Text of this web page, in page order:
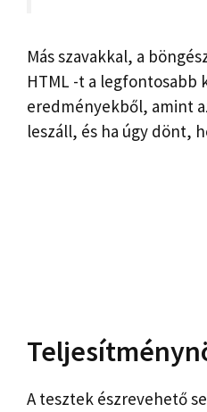
Más szavakkal, a
HTML -t a legfontosabb
eredményekből, amint
leszáll, és ha úgy dönt,
A tesztek észrevehető